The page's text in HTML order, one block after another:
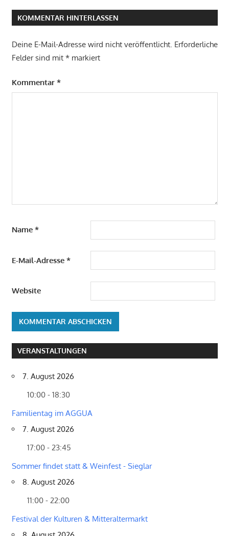
KOMMENTAR HINTERLASSEN
Deine E-Mail-Adresse wird nicht veröffentlicht. Erforderliche
Felder sind mit *markiert
Kommentar *
Name *
E-Mail-Adresse *
Website
VERANSTALTUNGEN
7. August 2026
10:00 - 18:30
Familientag im AGGUA
7. August 2026
17:00 - 23:45
Sommer findet statt & Weinfest - Sieglar
8. August 2026
11:00 - 22:00
Festival der Kulturen & Mitteraltermarkt